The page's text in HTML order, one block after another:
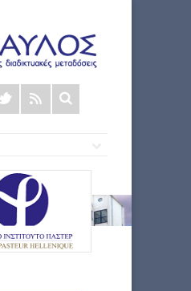
Φόρμα
αναζήτησης